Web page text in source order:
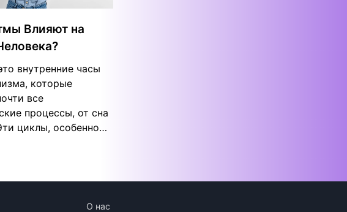
Влияют на
внутренние часы
которые
все
процессы, от сна
циклы, особенно…
О нас